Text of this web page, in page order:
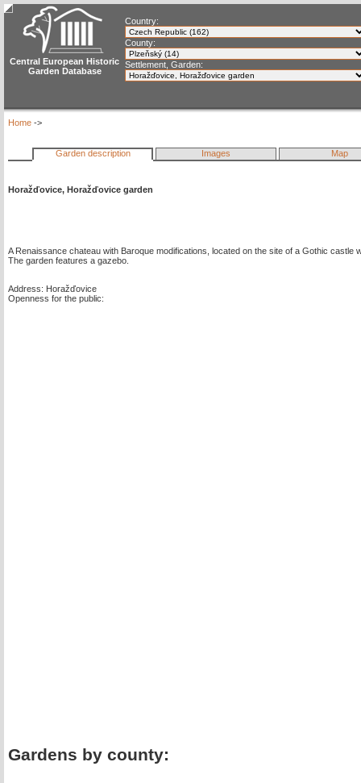
Central European Historic
Garden Database
Country:
County:
Settlement, Garden:
Home ->
Garden description Images Map
Horažďovice, Horažďovice garden
A Renaissance chateau with Baroque modifications, located on the site of a Gothic
The garden features a gazebo.
Address: Horažďovice
Openness for the public:
Gardens by county: